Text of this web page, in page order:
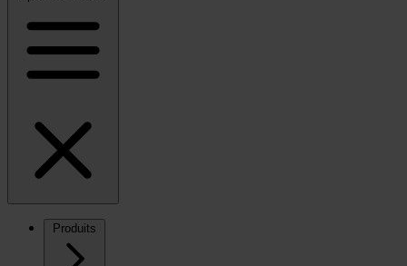
Produits